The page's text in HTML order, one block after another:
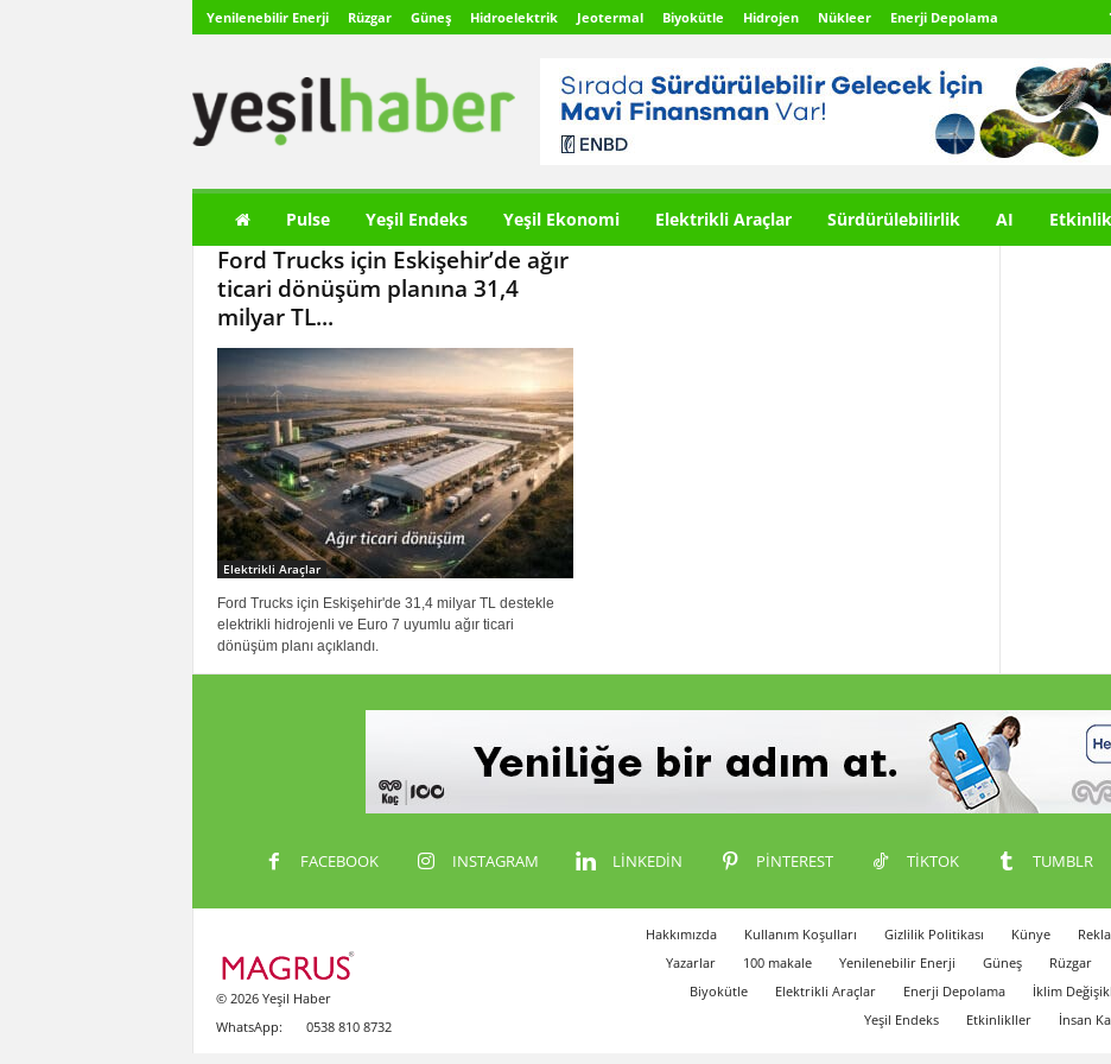
Yenilenebilir Enerji Rüzgar Güneş Hidroelektrik Jeotermal Biyokütle Hidrojen Nükleer Enerji Depolama
ş
Pulse Yeşil Endeks Yeşil Ekonomi Elektrikli Araçlar Sürdürülebilirlik AI
Ford Trucks için Eskişehir’de ağır
ticari dönüşüm planına 31,4
milyar TL...
Elektrikli Araçlar
Ford Trucks için Eskişehir'de 31,4 milyar TL destekle
elektrikli hidrojenli ve Euro 7 uyumlu ağır ticari
dönüşüm planı açıklandı.
FACEBOOK INSTAGRAM LINKEDIN PINTEREST TIKTOK TUMBLR
Hakkımızda Kullanım Koşulları Gizlilik Politikası Künye
Yazarlar
100 makale Yenilenebilir Enerji Güneş Rüzgar
Biyokütle
Elektrikli Araçlar Enerji Depolama İklim
Yeşil Endeks
Etkinlikller İnsan
© 2026 Yeşil Haber
WhatsApp:
0538 810 8732